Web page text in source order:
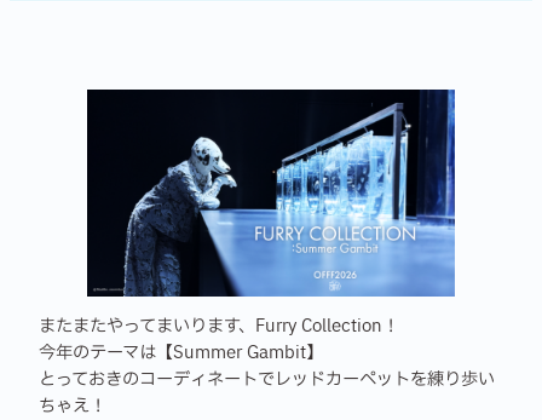
またまたやってまいります、Furry Collection！
今年のテーマは【Summer Gambit】
とっておきのコーディネートでレッドカーペットを練り歩い
ちゃえ！